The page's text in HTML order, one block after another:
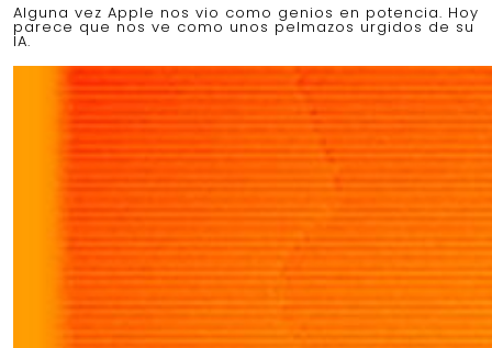
Alguna vez Apple nos vio como genios en potencia. Hoy
parece que nos ve como unos pelmazos urgidos de su
IA.